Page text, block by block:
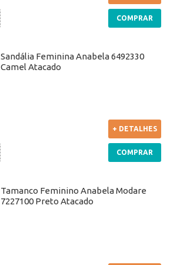
COMPRAR
Sandália Feminina Anabela 6492330
Camel Atacado
+ DETALHES
COMPRAR
Tamanco Feminino Anabela Modare
7227100 Preto Atacado